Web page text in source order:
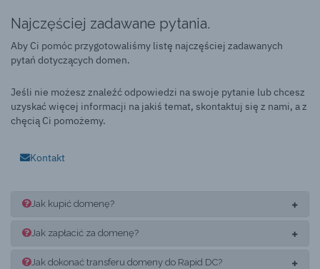
Najczęściej zadawane pytania.
Aby Ci pomóc przygotowaliśmy listę najczęściej zadawanych
pytań dotyczących domen.
Jeśli nie możesz znaleźć odpowiedzi na swoje pytanie lub chcesz
uzyskać więcej informacji na jakiś temat, skontaktuj się z nami, a z
chęcią Ci pomożemy.
Kontakt
Jak kupić domenę?
Jak zapłacić za domenę?
Jak dokonać transferu domeny do Rapid DC?